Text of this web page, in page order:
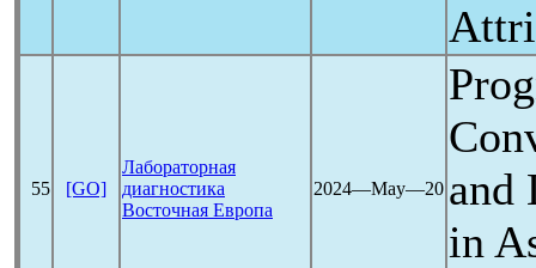
55 [GO]
Лабораторная
диагностика
Восточная Европа
2024―May―20 and
in